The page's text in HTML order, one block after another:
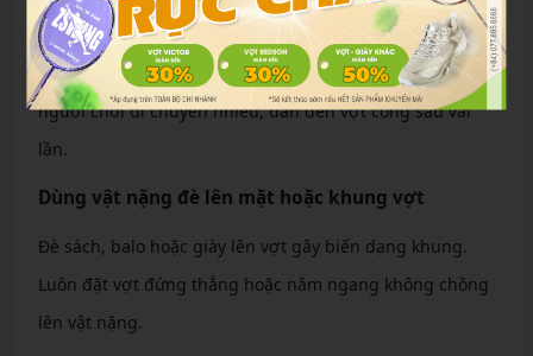
Như đã đề cập, nhiệt độ cao trong cốp xe có thể làm tan
chảy keo dán và giãn gen. Sai lầm này phổ biến ở những
người chơi di chuyển nhiều, dẫn đến vợt cong sau vài
lần.
Dùng vật nặng đè lên mặt hoặc khung vợt
Đè sách, balo hoặc giày lên vợt gây biến dạng khung.
Luôn đặt vợt đứng thẳng hoặc nằm ngang không chồng
lên vật nặng.